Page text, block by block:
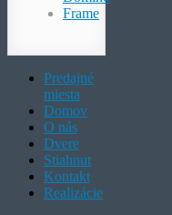
Frame
Predajné
miesta
Domov
O nás
Dvere
Stiahnut
Kontakt
Realizácie